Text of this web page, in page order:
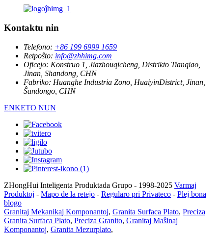
Kontaktu nin
Telefono: +86 199 6999 1659
Retpoŝto: info@zhhimg.com
Oficejo: Konstruo 1, Jiazhouqicheng, Distrikto Tianqiao,
Jinan, Shandong, CHN
Fabriko: Huanghe Industria Zono, HuaiyinDistrict, Jinan,
Ŝandongo, CHN
ENKETO NUN
ZHongHui Inteligenta Produktada Grupo - 1998-2025 Varmaj
Produktoj - Mapo de la retejo - Regularo pri Privateco - Plej bona
blogo
Granitaj Mekanikaj Komponantoj, Granita Surfaca Plato, Preciza
Granita Surfaca Plato, Preciza Granito, Granitaj Maŝinaj
Komponantoj, Granita Mezurplato,